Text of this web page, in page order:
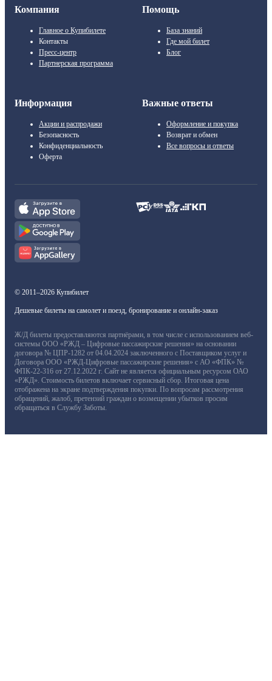
Компания
Главное о Купибилете
Контакты
Пресс-центр
Партнерская программа
Помощь
База знаний
Где мой билет
Блог
Информация
Акции и распродажи
Безопасность
Конфиденциальность
Оферта
Важные ответы
Оформление и покупка
Возврат и обмен
Все вопросы и ответы
© 2011–2026 Купибилет
Дешевые билеты на самолет и поезд, бронирование и онлайн-заказ
Ж/Д билеты предоставляются партнёрами, в том числе с использованием веб-
системы ООО «РЖД – Цифровые пассажирские решения» на основании
договора № ЦПР-1282 от 04.04.2024 заключенного с Поставщиком услуг и
Договора ООО «РЖД-Цифровые пассажирские решения» с АО «ФПК» №
ФПК-22-316 от 27.12.2022 г. Сайт не является официальным ресурсом ОАО
«РЖД». Стоимость билетов включает сервисный сбор. Итоговая цена
отображена на экране подтверждения покупки. По вопросам рассмотрения
обращений, жалоб, претензий граждан о возмещении убытков просим
обращаться в Службу Заботы.